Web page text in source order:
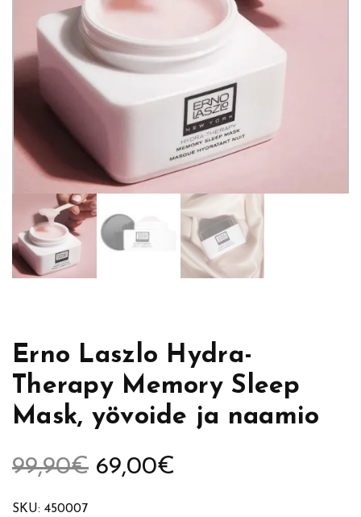
Erno Laszlo Hydra-
Therapy Memory Sleep
Mask, yövoide ja naamio
99,90€ A
69,00€
SKU: 450007